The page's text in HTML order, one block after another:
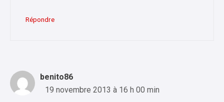
Répondre
benito86
19 novembre 2013 à 16 h 00 min